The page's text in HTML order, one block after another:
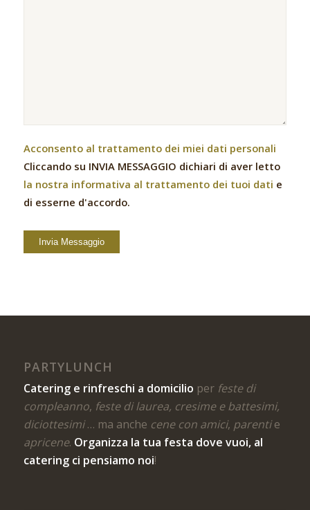
Acconsento al trattamento dei miei dati personali
Cliccando su INVIA MESSAGGIO dichiari di aver letto
la nostra informativa al trattamento dei tuoi dati e
di esserne d'accordo.
PARTYLUNCH
Catering e rinfreschi a domicilio per feste di
compleanno, feste di laurea, cresime e battesimi,
diciottesimi… ma anche cene con amici, parentie
apricene. Organizza la tua festa dove vuoi, al
catering ci pensiamo noi!